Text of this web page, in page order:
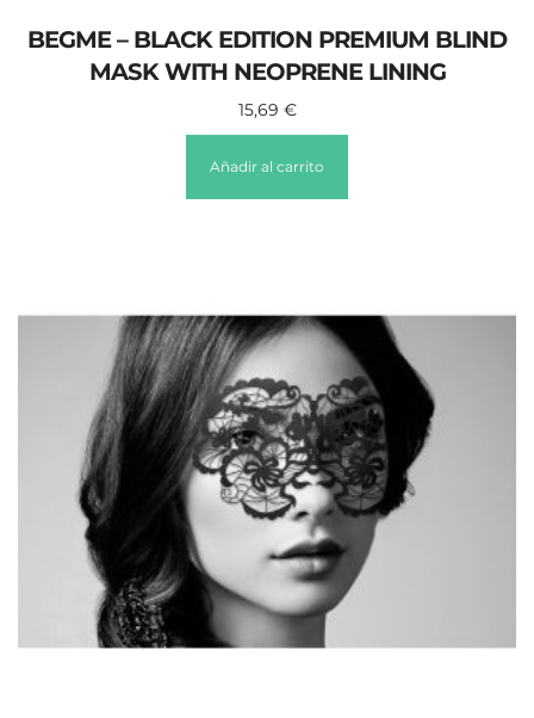
BEGME – BLACK EDITION PREMIUM BLIND
MASK WITH NEOPRENE LINING
15,69 €
Añadir al carrito